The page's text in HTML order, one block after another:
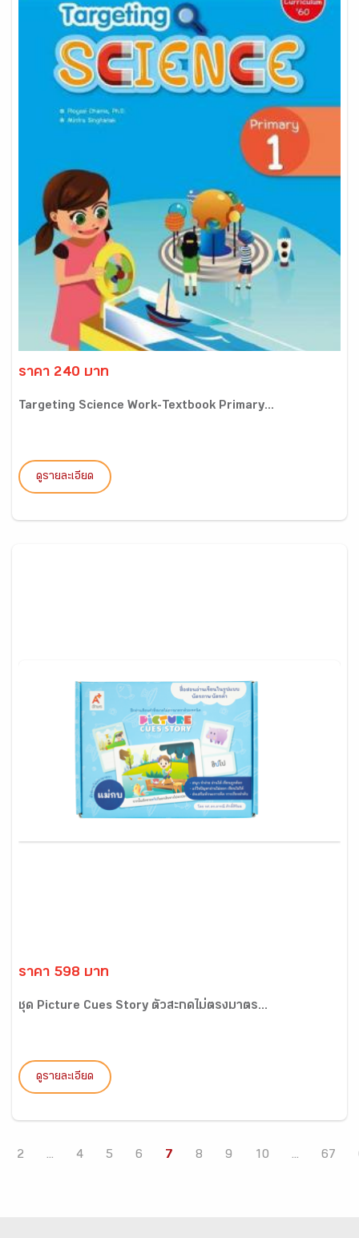
ราคา 240 บาท
Targeting Science Work-Textbook Primary...
ดูรายละเอียด
ราคา 598 บาท
ชุด Picture Cues Story ตัวสะกดไม่ตรงมาตร...
ดูรายละเอียด
2 ... 4 5 6 7 8 9 10 ... 67